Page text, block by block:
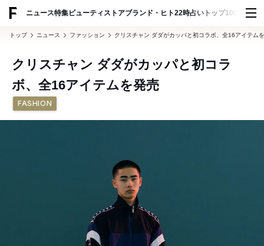
ニュース特集ビューティ ストアブランド・ヒト22時占い トップ100 スナッ
トップ ニュース ファッション クリスチャン ダダがカッパと初コラボ、全16アイテム
クリスチャン ダダがカッパと初コラ
ボ、全16アイテムを発売
FASHION